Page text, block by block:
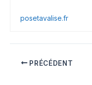
posetavalise.fr
PRÉCÉDENT